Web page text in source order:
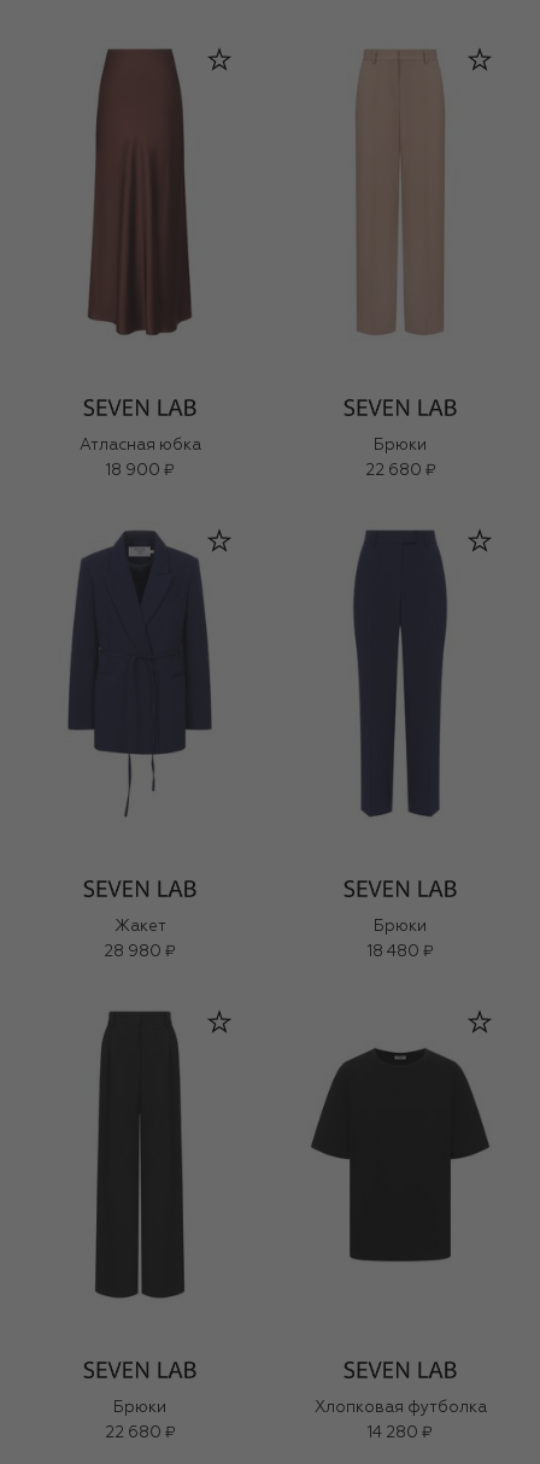
Атласная юбка
18 900 ₽
Брюки
22 680 ₽
Жакет
28 980 ₽
Брюки
18 480 ₽
Брюки
22 680 ₽
Хлопковая футболка
14 280 ₽